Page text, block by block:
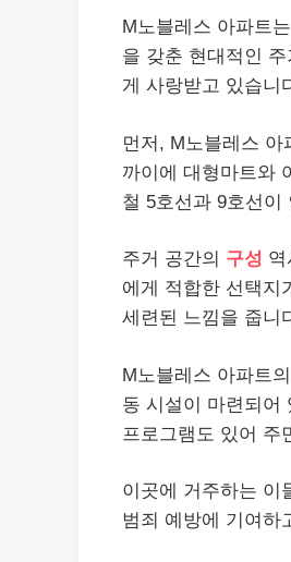
M노블레스 아파트
을 갖춘 현대적인
게 사랑받고 있습니
먼저, M노블레스 아
까이에 대형마트와
철 5호선과 9호선이
주거 공간의 구성
에게 적합한 선택지
세련된 느낌을 줍니
M노블레스 아파트
동 시설이 마련되어
프로그램도 있어 주
이곳에 거주하는 이
범죄 예방에 기여하